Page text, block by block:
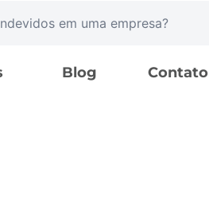
Blog Contato
em uma empresa?